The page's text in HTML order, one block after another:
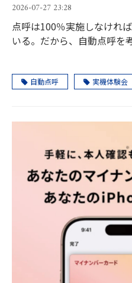
2026-07-27 23:28
点呼は100％実施しなけれ
いる。だから、自動点呼を
自動点呼 実機体験会